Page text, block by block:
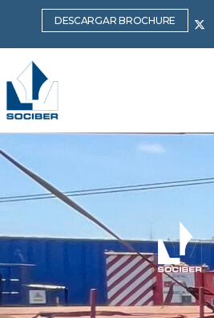
DESCARGAR BROCHURE